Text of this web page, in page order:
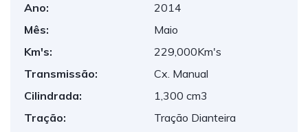
Ano:
2014
Mês:
Maio
Km's:
229,000Km's
Transmissão:
Cx. Manual
Cilindrada:
1,300 cm3
Tração:
Tração Dianteira